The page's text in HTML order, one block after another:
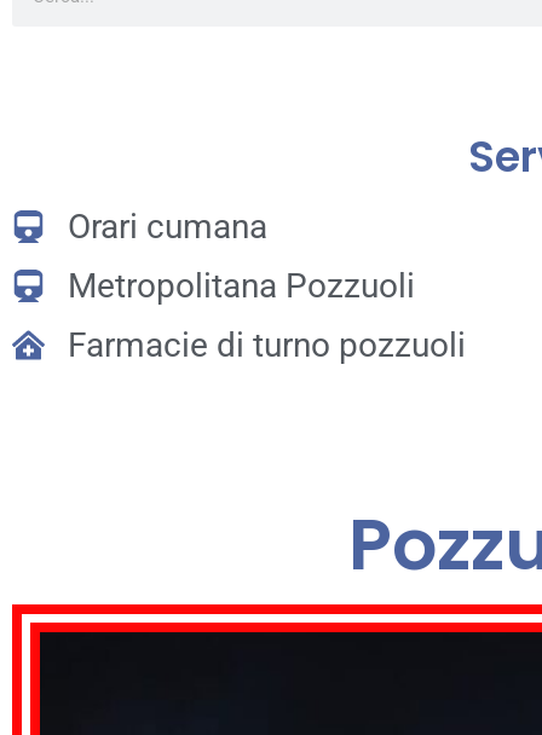
Orari cumana
Metropolitana Pozzuoli
Farmacie di turno pozzuoli